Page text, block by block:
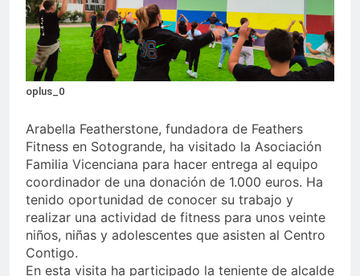
echa el cierre con éxito
rotundo
2 Semanas Atrás
La Mancomunidad y el
Banco de Alimentos del
Campo de Gibraltar renuevan
2 Semanas Atrás
a Santa Bárbara
2 Semanas Atrás
La feria se despide por todo
lo alto: Antonio José,
fuegos artificiales y música
hasta el amanecer
2 Semanas Atrás
oplus_0
Arabella Featherstone, fundadora de Feathers
Fitness en Sotogrande, ha visitado la Asociación
Familia Vicenciana para hacer entrega al equipo
coordinador de una donación de 1.000 euros. Ha
tenido oportunidad de conocer su trabajo y
realizar una actividad de fitness para unos veinte
niños, niñas y adolescentes que asisten al Centro
Contigo.
En esta visita ha participado la teniente de alcalde